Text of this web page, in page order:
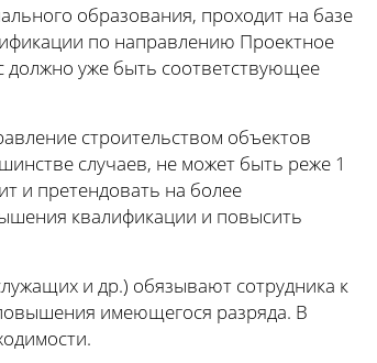
образования, проходит на базе
по направлению Проектное
должно уже быть соответствующее
строительством объектов
случаев, не может быть реже 1
и претендовать на более
квалификации и повысить
и др.) обязывают сотрудника к
имеющегося разряда. В